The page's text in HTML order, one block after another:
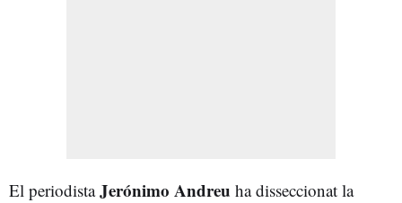
El periodistaJerónimo Andreu ha disseccionat la